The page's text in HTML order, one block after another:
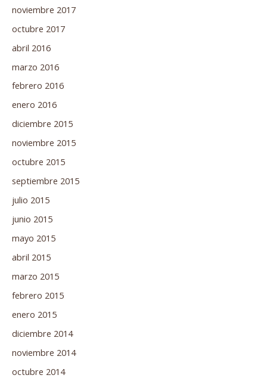
noviembre 2017
octubre 2017
abril 2016
marzo 2016
febrero 2016
enero 2016
diciembre 2015
noviembre 2015
octubre 2015
septiembre 2015
julio 2015
junio 2015
mayo 2015
abril 2015
marzo 2015
febrero 2015
enero 2015
diciembre 2014
noviembre 2014
octubre 2014